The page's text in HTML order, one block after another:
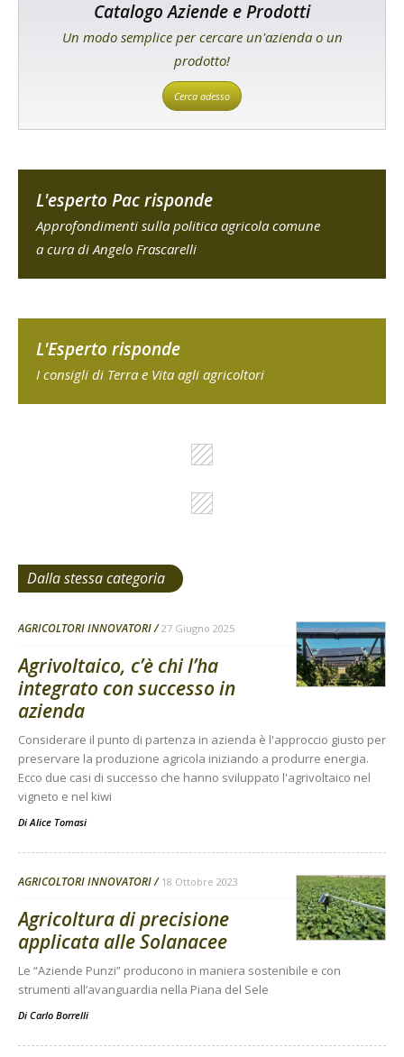
Catalogo Aziende e Prodotti
Un modo semplice per cercare un'azienda o un
prodotto!
Cerca adesso
L'esperto Pac risponde
Approfondimenti sulla politica agricola comune
a cura di Angelo Frascarelli
L'Esperto risponde
I consigli di Terra e Vita agli agricoltori
Dalla stessa categoria
AGRICOLTORI INNOVATORI 27 Giugno 2025
Agrivoltaico, c’è chi l’ha
integrato con successo in
azienda
Considerare il punto di partenza in azienda è l'approccio giusto per
preservare la produzione agricola iniziando a produrre energia.
Ecco due casi di successo che hanno sviluppato l'agrivoltaico nel
vigneto e nel kiwi
Di Alice Tomasi
AGRICOLTORI INNOVATORI 18 Ottobre 2023
Agricoltura di precisione
applicata alle Solanacee
Le “Aziende Punzi” producono in maniera sostenibile e con
strumenti all’avanguardia nella Piana del Sele
Di Carlo Borrelli